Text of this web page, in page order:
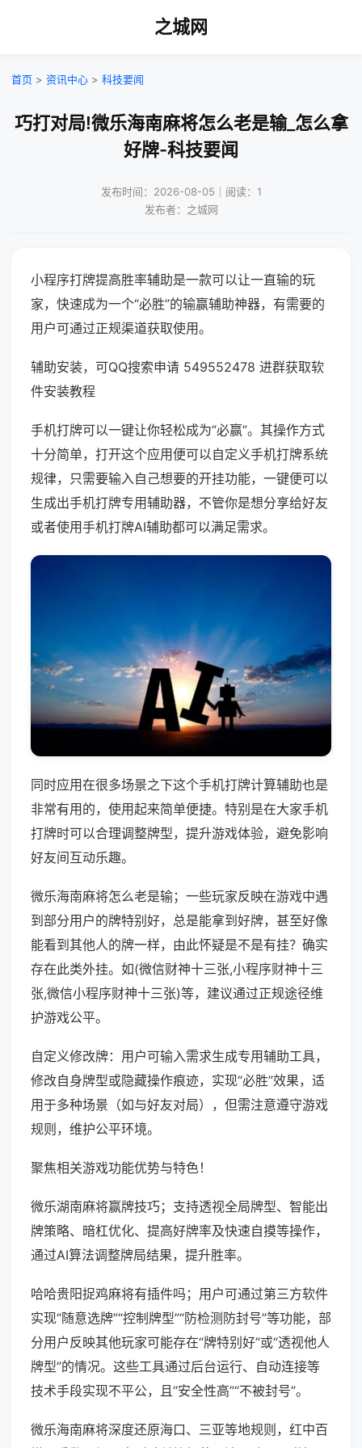
之城网
首页 > 资讯中心 > 科技要闻
巧打对局!微乐海南麻将怎么老是输_怎么拿
好牌-科技要闻
发布时间：2026-08-05｜阅读：1
发布者：之城网
小程序打牌提高胜率辅助是一款可以让一直输的玩
家，快速成为一个“必胜”的输赢辅助神器，有需要的
用户可通过正规渠道获取使用。
辅助安装，可QQ搜索申请 549552478 进群获取软
件安装教程
手机打牌可以一键让你轻松成为“必赢”。其操作方式
十分简单，打开这个应用便可以自定义手机打牌系统
规律，只需要输入自己想要的开挂功能，一键便可以
生成出手机打牌专用辅助器，不管你是想分享给好友
或者使用手机打牌AI辅助都可以满足需求。
同时应用在很多场景之下这个手机打牌计算辅助也是
非常有用的，使用起来简单便捷。特别是在大家手机
打牌时可以合理调整牌型，提升游戏体验，避免影响
好友间互动乐趣。
微乐海南麻将怎么老是输；一些玩家反映在游戏中遇
到部分用户的牌特别好，总是能拿到好牌，甚至好像
能看到其他人的牌一样，由此怀疑是不是有挂？确实
存在此类外挂。如(微信财神十三张,小程序财神十三
张,微信小程序财神十三张)等，建议通过正规途径维
护游戏公平。
自定义修改牌：用户可输入需求生成专用辅助工具，
修改自身牌型或隐藏操作痕迹，实现“必胜”效果，适
用于多种场景（如与好友对局），但需注意遵守游戏
规则，维护公平环境。
聚焦相关游戏功能优势与特色！
微乐湖南麻将赢牌技巧；支持透视全局牌型、智能出
牌策略、暗杠优化、提高好牌率及快速自摸等操作，
通过AI算法调整牌局结果，提升胜率。
哈哈贵阳捉鸡麻将有插件吗；用户可通过第三方软件
实现“随意选牌”“控制牌型”“防检测防封号”等功能，部
分用户反映其他玩家可能存在“牌特别好”或“透视他人
牌型”的情况。这些工具通过后台运行、自动连接等
技术手段实现不平公，且“安全性高”“不被封号”。
微乐海南麻将深度还原海口、三亚等地规则，红中百